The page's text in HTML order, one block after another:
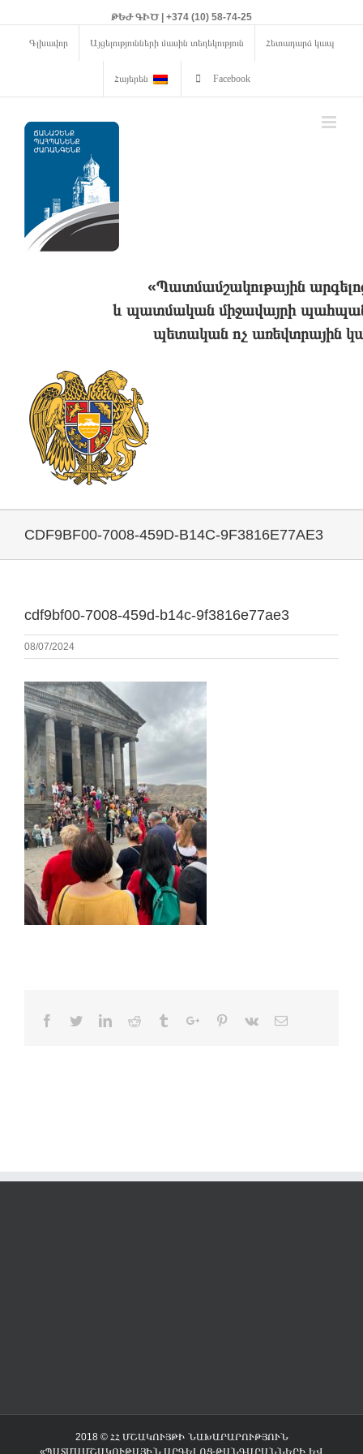
ԹԵԺ ԳԻԾ | +374 (10) 58-74-25
Գլխավոր Այցելությունների մասին տեղեկություն Հետադարձ կապ
Հայերեն Facebook
«Պատմամշակութային
և պատմական միջավայրի
պետական ոչ առեվտրային
CDF9BF00-7008-459D-B14C-9F3816E77AE3
cdf9bf00-7008-459d-b14c-9f3816e77ae3
08/07/2024
Facebook
TwitterLinkedinReddit TumblrGoogle+Pinterest
Vk Email
2018 © ՀՀ ՄՇԱԿՈՒՅԹԻ ՆԱԽԱՐԱՐՈՒԹՅՈՒՆ